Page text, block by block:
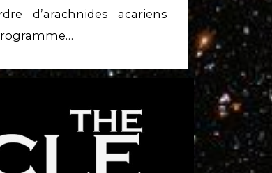
d’arachnides acariens